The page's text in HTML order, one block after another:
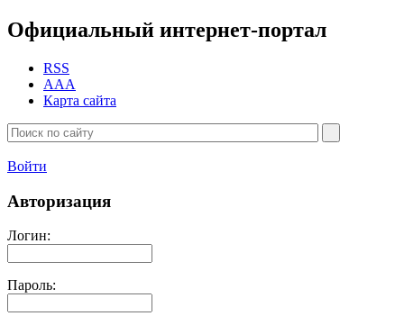
Официальный интернет-портал
RSS
AAA
Карта сайта
Войти
Авторизация
Логин:
Пароль: